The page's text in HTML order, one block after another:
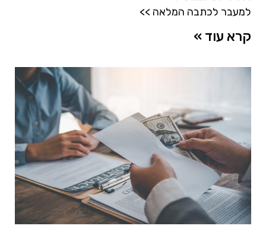
למעבר לכתבה המלאה >>
קרא עוד »